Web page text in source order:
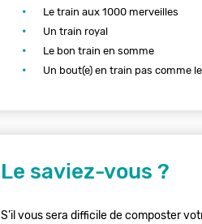
Le train aux 1000 merveilles
Un train royal
Le bon train en somme
Un bout(e) en train pas comme
Le saviez-vous ?
S’il vous sera difficile de composter